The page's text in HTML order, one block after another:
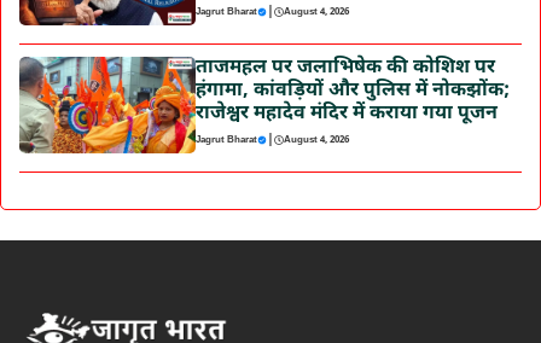
Jagrut Bharat | August 4, 2026
ताजमहल पर जलाभिषेक की कोशिश पर
हंगामा, कांवड़ियों और पुलिस में नोकझोंक;
राजेश्वर महादेव मंदिर में कराया गया पूजन
Jagrut Bharat | August 4, 2026